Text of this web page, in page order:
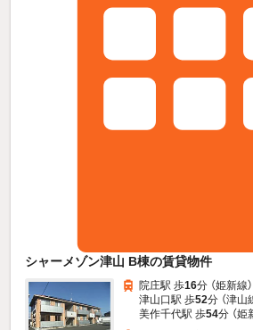
シャーメゾン津山 B棟の賃貸物件
院庄駅 歩16分 （姫新線）
津山口駅 歩52分 （津山
美作千代駅 歩54分 （姫